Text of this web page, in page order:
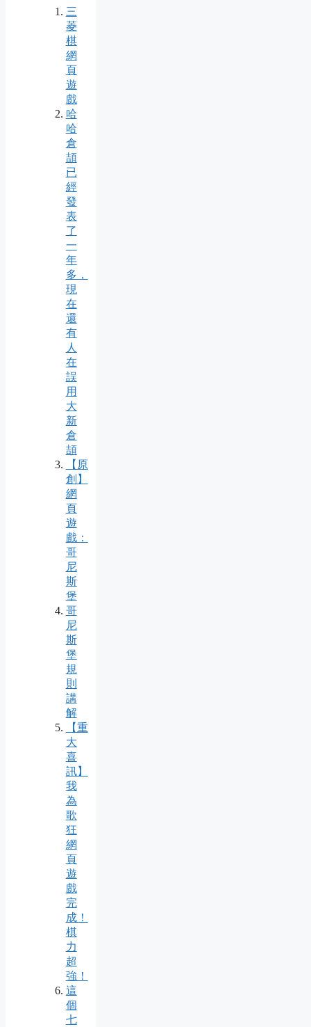
三
菱
棋
網
頁
遊
戲
哈
哈
倉
頡
已
經
發
表
了
一
年
多，
現
在
還
有
人
在
誤
用
大
新
倉
頡
【原
創】
網
頁
遊
戲：
哥
尼
斯
堡
哥
尼
斯
堡
規
則
講
解
【重
大
喜
訊】
我
為
歌
狂
網
頁
遊
戲
完
成！
棋
力
超
強！
這
個
七